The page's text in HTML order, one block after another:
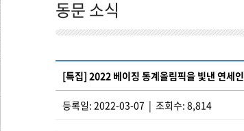
동문 소식
[특집] 2022 베이징 동계올림픽을 빛낸 연세인
등록일: 2022-03-07 | 조회수: 8,814